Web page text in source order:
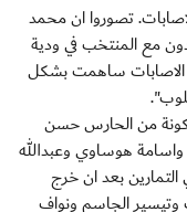
تصوروا ان محمد
مع المنتخب في ودية
الاصابات ساهمت بشكل
مكونة من الحارس حسن
هوساوي وعبدالله
بعد ان خرج
الجاسم ونواف